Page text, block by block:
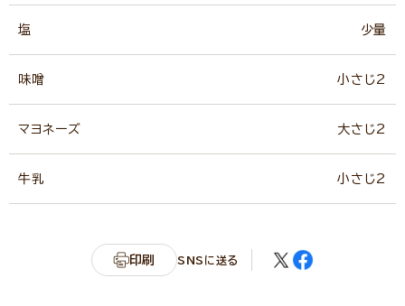
塩 少量
味噌 小さじ2
マヨネーズ 大さじ2
牛乳 小さじ2
印刷 SNSに送る